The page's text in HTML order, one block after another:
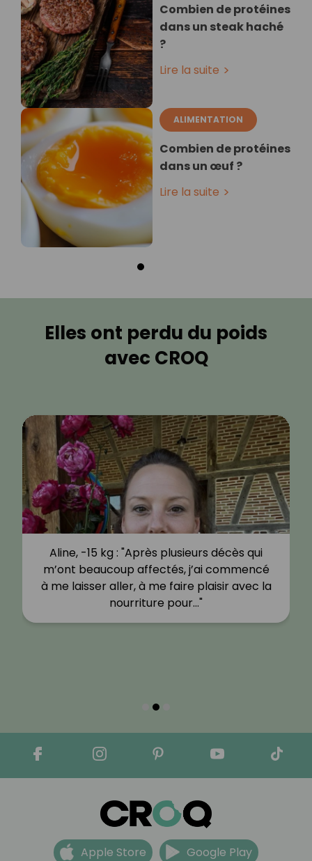
Combien de protéines
dans un steak haché
?
Lire la suite
ALIMENTATION
Combien de protéines
dans un œuf ?
Lire la suite
Elles ont perdu du poids
avec CROQ
Aline, -15 kg : "Après plusieurs décès qui
m’ont beaucoup affectés, j’ai commencé
à me laisser aller, à me faire plaisir avec la
nourriture pour…"
Apple Store Google Play